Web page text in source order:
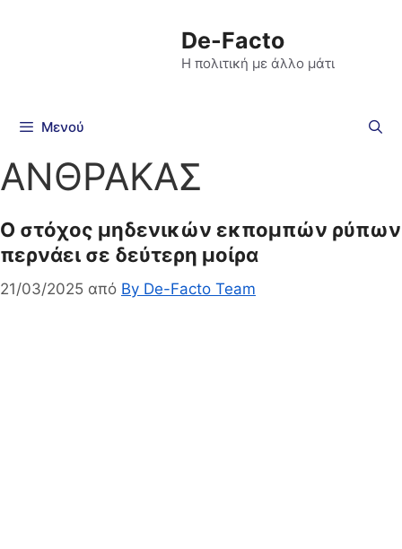
De-Facto
Η πολιτική με άλλο μάτι
Μενού
ΑΝΘΡΑΚΑΣ
Ο στόχος μηδενικών εκπομπών ρύπων
περνάει σε δεύτερη μοίρα
21/03/2025 από By De-Facto Team